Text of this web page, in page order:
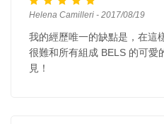
Helena Camilleri - 2017/08/19
我的經歷唯一的缺點是，在這
很難和所有組成 BELS 的可愛
見！